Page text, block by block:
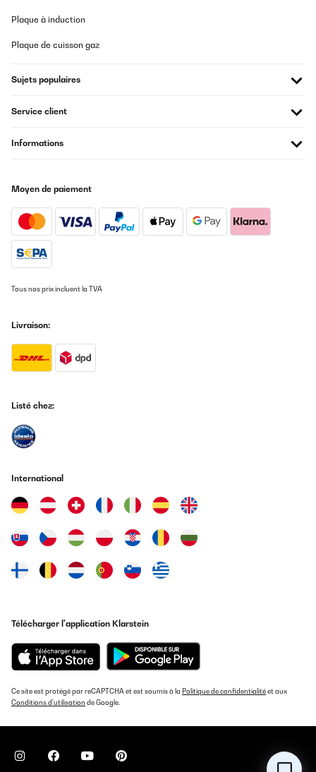
Plaque à induction
Plaque de cuisson gaz
Sujets populaires
Service client
Informations
Moyen de paiement
Tous nos prix incluent la TVA
Livraison:
Listé chez:
International
Télécharger l'application Klarstein
Ce site est protégé par reCAPTCHA et est soumis à la Politique de confidentialitéet aux
Conditions d'utilisation de Google.